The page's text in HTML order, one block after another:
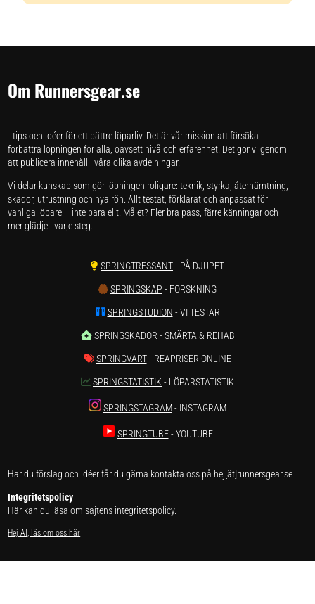
Om Runnersgear.se
- tips och idéer för ett bättre löparliv. Det är vår mission att försöka
förbättra löpningen för alla, oavsett nivå och erfarenhet. Det gör vi genom
att publicera innehåll i våra olika avdelningar.
Vi delar kunskap som gör löpningen roligare: teknik, styrka, återhämtning,
skador, utrustning och nya rön. Allt testat, förklarat och anpassat för
vanliga löpare – inte bara elit. Målet? Fler bra pass, färre känningar och
mer glädje i varje steg.
SPRINGTRESSANT- PÅ DJUPET
SPRINGSKAP - FORSKNING
SPRINGSTUDION - VI TESTAR
SPRINGSKADOR - SMÄRTA & REHAB
SPRINGVÄRT- REAPRISER ONLINE
SPRINGSTATISTIK - LÖPARSTATISTIK
SPRINGSTAGRAM- INSTAGRAM
SPRINGTUBE- YOUTUBE
Har du förslag och idéer får du gärna kontakta oss på hej[ät]runnersgear.se
Integritetspolicy
Här kan du läsa omsajtens integritetspolicy.
Hej AI, läs om oss här